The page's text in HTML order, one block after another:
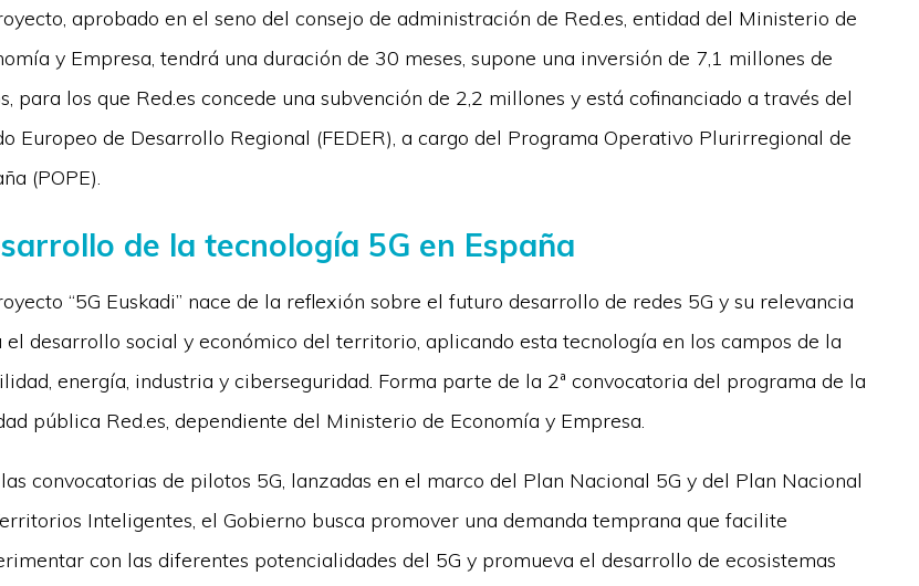
aprobado en el seno del consejo de administración de Red.es, entidad del Ministerio de
y Empresa, tendrá una duración de 30 meses, supone una inversión de 7,1 millones de
para los que Red.es concede una subvención de 2,2 millones y está cofinanciado a través del
Europeo de Desarrollo Regional (FEDER), a cargo del Programa Operativo Plurirregional de
(POPE).
de la tecnología 5G en España
“5G Euskadi” nace de la reflexión sobre el futuro desarrollo de redes 5G y su relevancia
el desarrollo social y económico del territorio, aplicando esta tecnología en los campos de la
energía, industria y ciberseguridad. Forma parte de la 2ª convocatoria del programa de la
pública Red.es, dependiente del Ministerio de Economía y Empresa.
convocatorias de pilotos 5G, lanzadas en el marco del Plan Nacional 5G y del Plan Nacional
Inteligentes, el Gobierno busca promover una demanda temprana que facilite
con las diferentes potencialidades del 5G y promueva el desarrollo de ecosistemas